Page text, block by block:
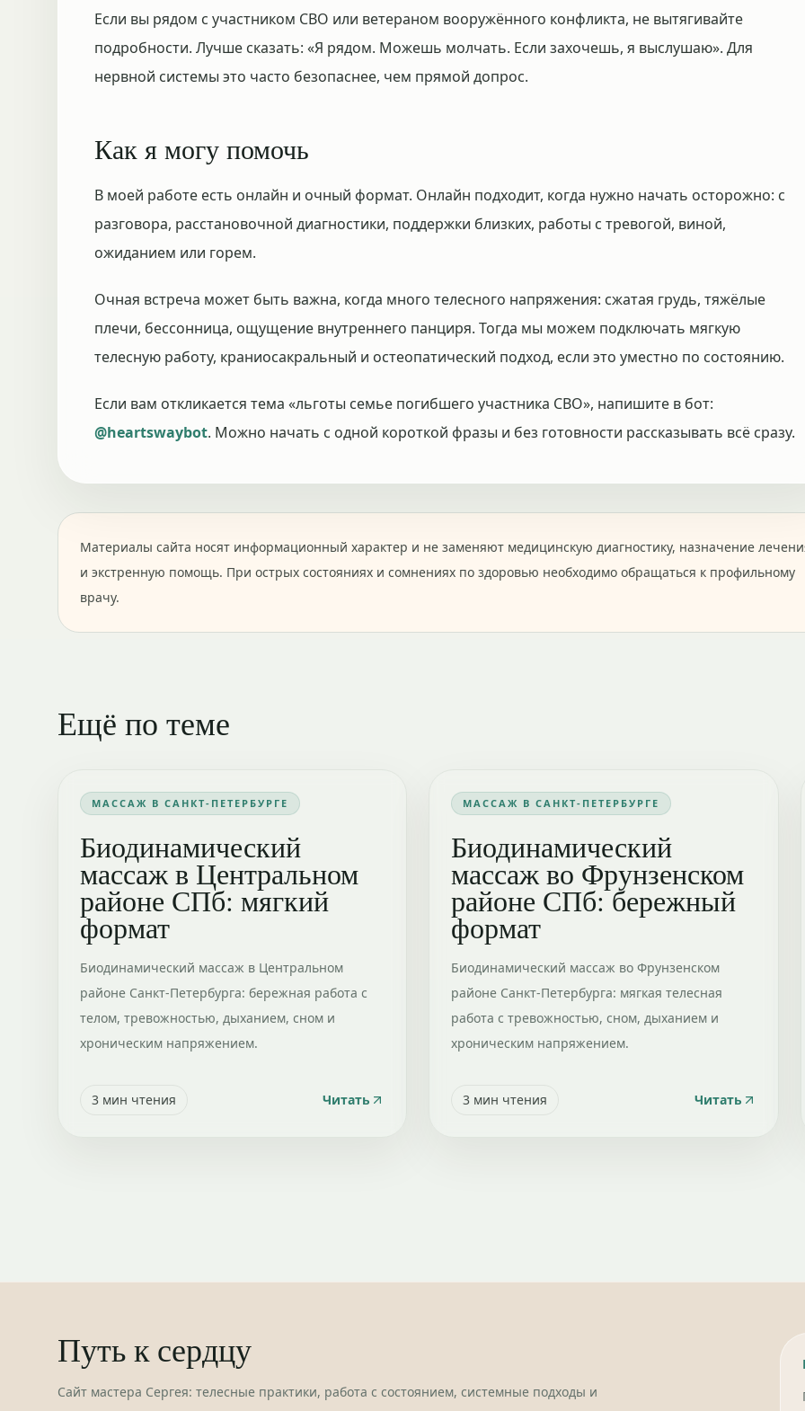
Если вы рядом с участником СВО или ветераном вооружённого конфликта, не вытягивайте
подробности. Лучше сказать: «Я рядом. Можешь молчать. Если захочешь, я выслушаю». Для
нервной системы это часто безопаснее, чем прямой допрос.
Как я могу помочь
В моей работе есть онлайн и очный формат. Онлайн подходит, когда нужно начать осторожно: с
разговора, расстановочной диагностики, поддержки близких, работы с тревогой, виной,
ожиданием или горем.
Очная встреча может быть важна, когда много телесного напряжения: сжатая грудь, тяжёлые
плечи, бессонница, ощущение внутреннего панциря. Тогда мы можем подключать мягкую
телесную работу, краниосакральный и остеопатический подход, если это уместно по состоянию.
Если вам откликается тема «льготы семье погибшего участника СВО», напишите в бот:
@heartswaybot. Можно начать с одной короткой фразы и без готовности рассказывать всё сразу.
Материалы сайта носят информационный характер и не заменяют медицинскую диагностику, назначение
и экстренную помощь. При острых состояниях и сомнениях по здоровью необходимо обращаться к профильному
врачу.
Ещё по теме
МАССАЖ В САНКТ-ПЕТЕРБУРГЕ
Биодинамический
массаж в Центральном
районе СПб: мягкий
формат
Биодинамический массаж в Центральном
районе Санкт-Петербурга: бережная работа с
телом, тревожностью, дыханием, сном и
хроническим напряжением.
3 мин чтения Читать
МАССАЖ В САНКТ-ПЕТЕРБУРГЕ
Биодинамический
массаж во Фрунзенском
районе СПб: бережный
формат
Биодинамический массаж во Фрунзенском
районе Санкт-Петербурга: мягкая телесная
работа с тревожностью, сном, дыханием и
хроническим напряжением.
3 мин чтения Читать
Путь к сердцу
Сайт мастера Сергея: телесные практики, работа с состоянием, системные подходы и